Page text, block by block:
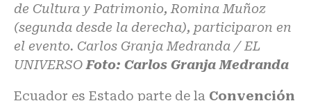
de Cultura y Patrimonio, Romina Muñoz
(segunda desde la derecha), participaron en
el evento. Carlos Granja Medranda / EL
UNIVERSOFoto: Carlos Granja Medranda
Ecuador es Estado parte de la Convención